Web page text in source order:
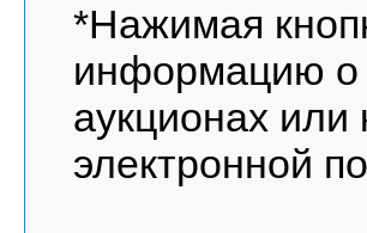
*Нажимая
информацию о
аукционах или
электронной